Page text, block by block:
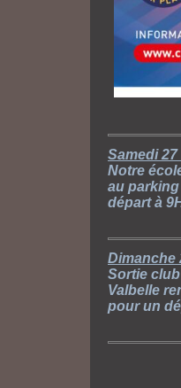
Samedi
Notre
au
départ à
Dimanche
Sortie
Valbelle
pour un